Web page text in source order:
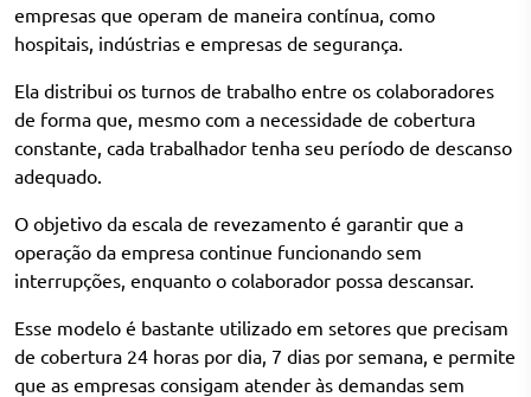
empresas que operam de maneira contínua, como
hospitais, indústrias e empresas de segurança.
Ela distribui os turnos de trabalho entre os colaboradores
de forma que, mesmo com a necessidade de cobertura
constante, cada trabalhador tenha seu período de descanso
adequado.
O objetivo da escala de revezamento é garantir que a
operação da empresa continue funcionando sem
interrupções, enquanto o colaborador possa descansar.
Esse modelo é bastante utilizado em setores que precisam
de cobertura 24 horas por dia, 7 dias por semana, e permite
que as empresas consigam atender às demandas sem